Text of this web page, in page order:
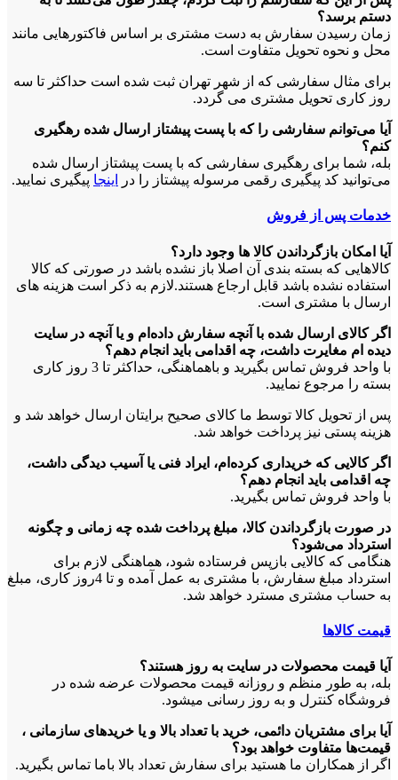
دستم برسد؟
زمان رسیدن سفارش به دست مشتری بر اساس فاکتورهایی مانند
محل و نحوه تحویل متفاوت است.
برای مثال سفارشی که از شهر تهران ثبت شده است حداکثر تا سه
روز کاری تحویل مشتری می گردد.
آیا می‏‌توانم سفارشی را که با پست پیشتاز ارسال شده رهگیری
کنم؟
بله، شما برای رهگیری سفارشی که با پست پیشتاز ارسال شده
می‏‌توانید کد پیگیری رقمی مرسوله پیشتاز را در
اینجا پیگیری نمایید.
خدمات پس از فروش
آیا امکان بازگرداندن کالا ها وجود دارد؟
کالاهایی که بسته بندی آن اصلا باز نشده باشد در صورتی که کالا
استفاده نشده باشد قابل ارجاع هستند.لازم به ذکر است هزینه های
ارسال با مشتری است.
اگر کالای ارسال شده با آنچه سفارش داده‌‏ام و یا آنچه در سایت
دیده ام مغایرت داشت، چه اقدامی باید انجام دهم؟
با واحد فروش تماس بگیرید و باهماهنگی، حداکثر تا 3 روز کاری
بسته را مرجوع نمایید.
پس از تحویل کالا توسط ما کالای صحیح برایتان ارسال خواهد شد و
هزینه پستی نیز پرداخت خواهد شد.
اگر کالایی که خریداری کرده‌‏ام، ایراد فنی یا آسیب دیدگی داشت،
چه اقدامی باید انجام دهم؟
با واحد فروش تماس بگیرید.
در صورت بازگرداندن کالا، مبلغ پرداخت شده چه زمانی و چگونه
استرداد می‌شود؟
هنگامی که کالایی بازپس فرستاده ‏شود، هماهنگی لازم برای
استرداد مبلغ سفارش، با مشتری به عمل آمده و تا 4روز کاری، مبلغ
به حساب مشتری مسترد خواهد شد.
قیمت کالاها
آیا قیمت محصولات در سایت به روز هستند؟
بله، به طور منظم و روزانه قیمت‏ محصولات عرضه شده در
فروشگاه کنترل و به روز رسانی می‏شود.
آیا برای مشتریان دائمی، خرید با تعداد بالا و یا خریدهای سازمانی ،
قیمت‌‏ها متفاوت خواهد بود؟
اگر از همکاران ما هستید برای سفارش تعداد بالا باما تماس بگیرید.